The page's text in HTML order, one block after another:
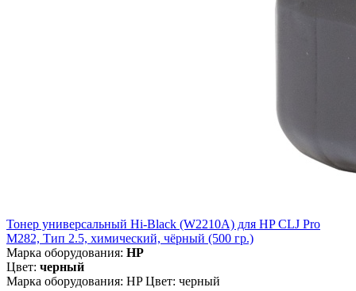
Тонер универсальный Hi-Black (W2210A) для HP CLJ Pro
M282, Тип 2.5, химический, чёрный (500 гр.)
Марка оборудования: HP
Цвет: черный
Марка оборудования: HP Цвет: черный